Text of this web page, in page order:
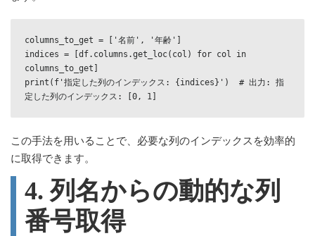
columns_to_get = ['名前', '年齢']
indices = [df.columns.get_loc(col) for col in
columns_to_get]
print(f'指定した列のインデックス: {indices}')  # 出力: 指
この手法を用いることで、必要な列のインデックスを効率的
に取得できます。
4. 列名からの動的な列
番号取得